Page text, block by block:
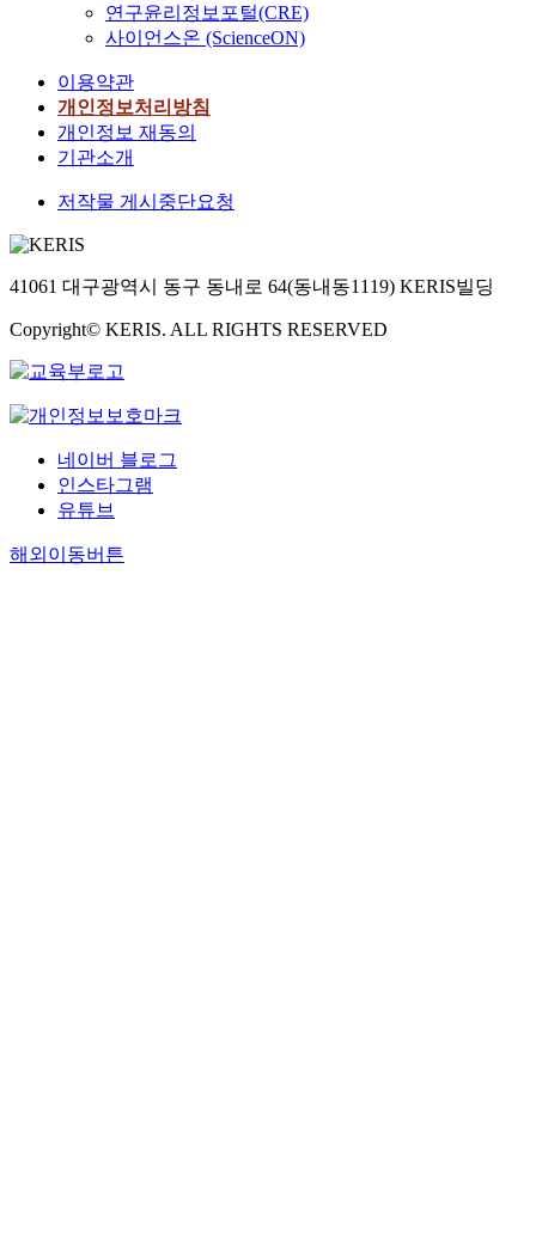
연구윤리정보포털(CRE)
사이언스온 (ScienceON)
이용약관
개인정보처리방침
개인정보 재동의
기관소개
저작물 게시중단요청
41061 대구광역시 동구 동내로 64(동내동1119) KERIS빌딩
Copyright© KERIS. ALL RIGHTS RESERVED
네이버 블로그
인스타그램
유튜브
해외이동버튼